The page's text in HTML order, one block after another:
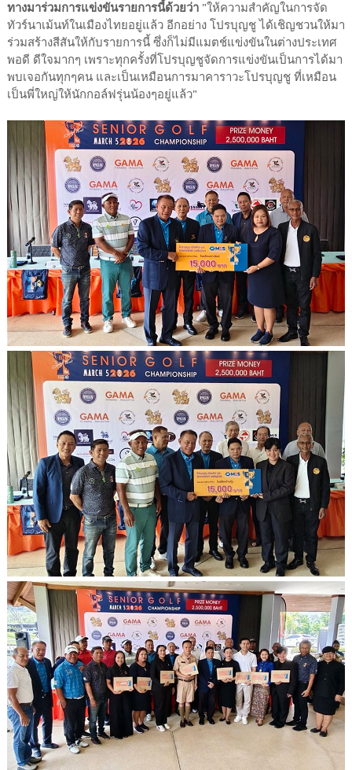
ทางมาร่วมการแข่งขันรายการนี้ด้วยว่า"ให้ความสำคัญในการจัด
ทัวร์นาเม้นท์ในเมืองไทยอยู่แล้ว อีกอย่าง โปรบุญชู ได้เชิญชวนให้มา
ร่วมสร้างสีสันให้กับรายการนี้ ซึ่งก็ไม่มีแมตช์แข่งขันในต่างประเทศ
พอดี ดีใจมากๆ เพราะทุกครั้งที่โปรบุญชูจัดการแข่งขันเป็นการได้มา
พบเจอกันทุกๆคน และเป็นเหมือนการมาคาราวะโปรบุญชู ที่เหมือน
เป็นพี่ใหญ่ให้นักกอล์ฟรุ่นน้องๆอยู่แล้ว"